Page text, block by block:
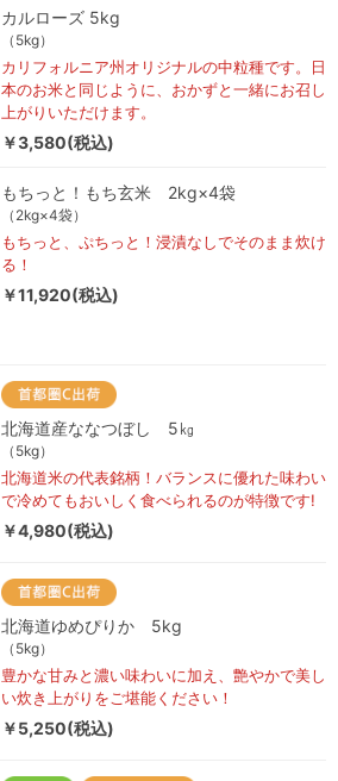
カルローズ 5kg
（5kg）
カリフォルニア州オリジナルの中粒種です。日
本のお米と同じように、おかずと一緒にお召し
上がりいただけます。
￥3,580(税込)
もちっと！もち玄米 2kg×4袋
（2kg×4袋）
もちっと、ぷちっと！浸漬なしでそのまま炊け
る！
￥11,920(税込)
北海道産ななつぼし 5㎏
（5kg）
北海道米の代表銘柄！バランスに優れた味わい
で冷めてもおいしく食べられるのが特徴です!
￥4,980(税込)
北海道ゆめぴりか 5kg
（5kg）
豊かな甘みと濃い味わいに加え、艶やかで美し
い炊き上がりをご堪能ください！
￥5,250(税込)